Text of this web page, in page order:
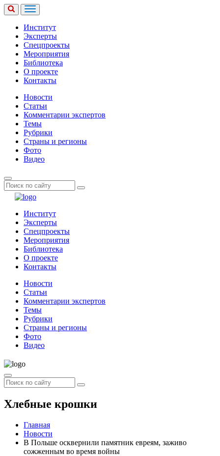
Институт
Эксперты
Спецпроекты
Мероприятия
Библиотека
О проекте
Контакты
Новости
Статьи
Комментарии экспертов
Темы
Рубрики
Страны и регионы
Фото
Видео
Институт
Эксперты
Спецпроекты
Мероприятия
Библиотека
О проекте
Контакты
Новости
Статьи
Комментарии экспертов
Темы
Рубрики
Страны и регионы
Фото
Видео
Хлебные крошки
Главная
Новости
В Польше осквернили памятник евреям, заживо
сожженным во время войны